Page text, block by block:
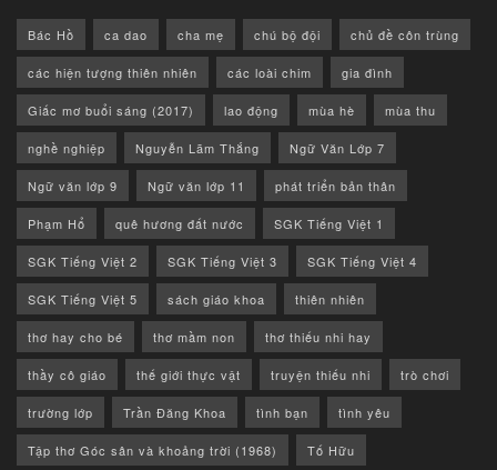
Bác Hồ ca dao cha mẹ chú bộ đội chủ đề côn trùng
các hiện tượng thiên nhiên các loài chim gia đình
Giấc mơ buổi sáng (2017) lao động mùa hè mùa thu
nghề nghiệp Nguyễn Lãm Thắng Ngữ Văn Lớp 7
Ngữ văn lớp 9 Ngữ văn lớp 11 phát triển bản thân
Phạm Hổ quê hương đất nước SGK Tiếng Việt 1
SGK Tiếng Việt 2 SGK Tiếng Việt 3 SGK Tiếng Việt 4
SGK Tiếng Việt 5 sách giáo khoa thiên nhiên
thơ hay cho bé thơ mầm non thơ thiếu nhi hay
thầy cô giáo thế giới thực vật truyện thiếu nhi trò chơi
trường lớp Trần Đăng Khoa tình bạn tình yêu
Tập thơ Góc sân và khoảng trời (1968) Tố Hữu